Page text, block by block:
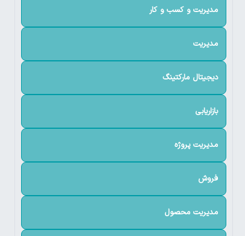
مدیریت و کسب و کار
مدیریت
دیجیتال مارکتینگ
بازاریابی
مدیریت پروژه
فروش
مدیریت محصول